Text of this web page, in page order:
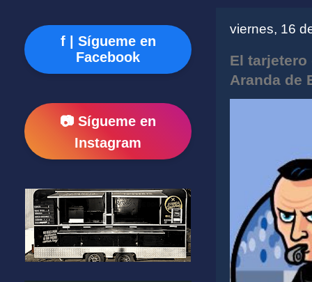
viernes, 16
El tarjetero
Aranda de
f | Sígueme en
Facebook
📷 Sígueme en
Instagram